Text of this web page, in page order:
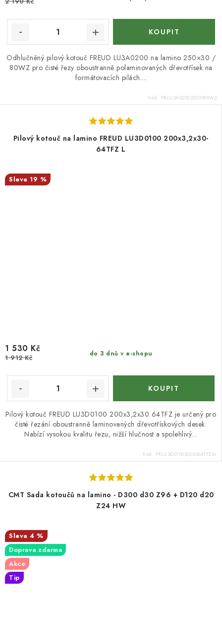
Odhlučněný pilový kotouč FREUD LU3A0200 na lamino 250×30 /
80WZ pro čisté řezy oboustranně polaminovaných dřevotřísek na
formátovacích pilách....
Kód: FRLU3A02002503080WZ
Pilový kotouč na lamino FREUD LU3D0100 200x3,2x30-
64TFZ L
19 %
do 3 dnů v e-shopu
1 530 Kč
1 912 Kč
Pilový kotouč FREUD LU3D0100 200x3,2x30 64TFZ je určený pro
čisté řezání oboustranně laminovaných dřevotřískových desek.
Nabízí vysokou kvalitu řezu, nižší hlučnost a spolehlivý...
Kód: FRLU3D01002003064TFZW
CMT Sada kotoučů na lamino - D300 d30 Z96 + D120 d20
Z24 HW
4 %
Doprava zdarma
Akce
Tip